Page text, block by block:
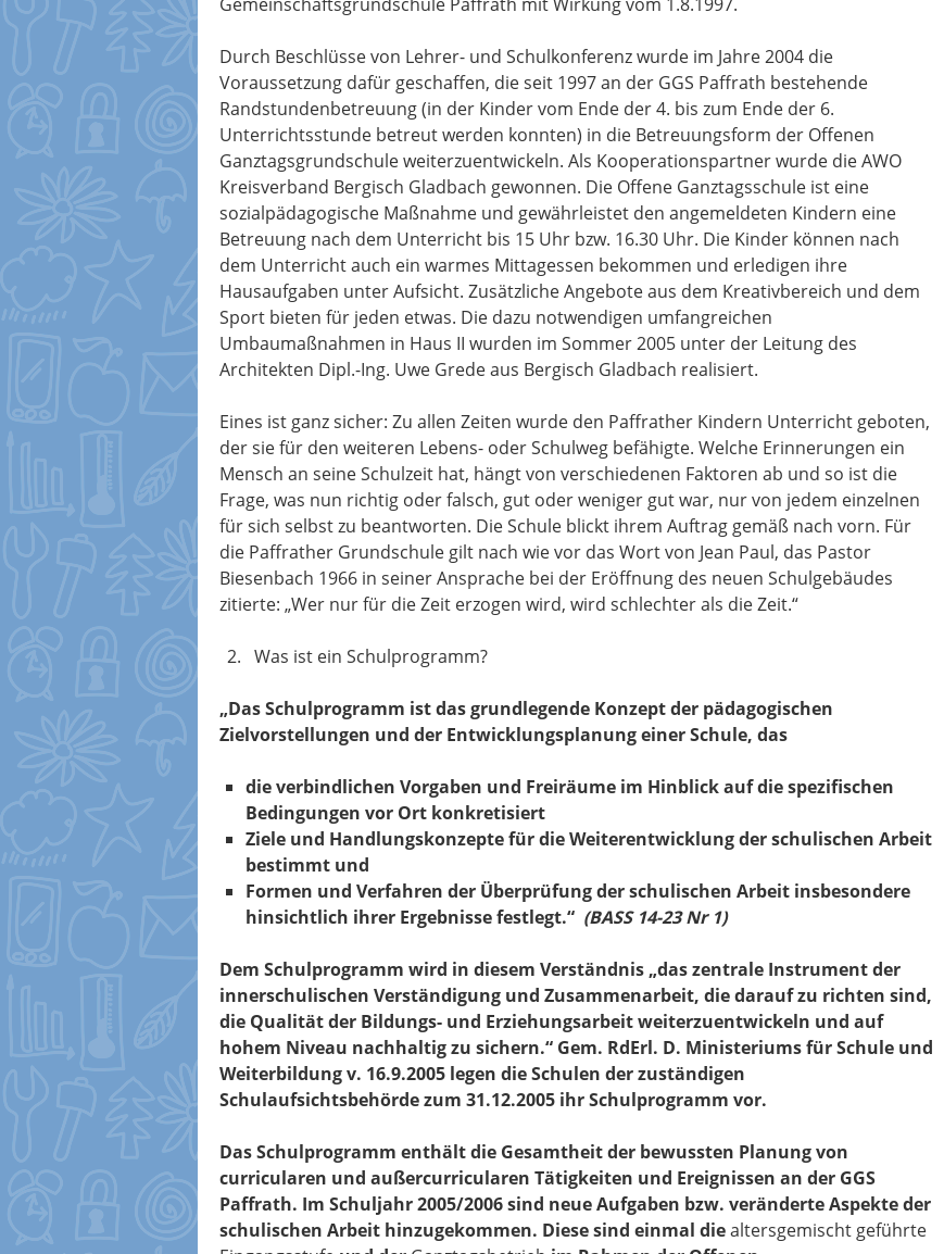
Durch Beschlüsse von Lehrer- und Schulkonferenz wurde im Jahre 2004 die
Voraussetzung dafür geschaffen, die seit 1997 an der GGS Paffrath bestehende
Randstundenbetreuung (in der Kinder vom Ende der 4. bis zum Ende der 6.
Unterrichtsstunde betreut werden konnten) in die Betreuungsform der Offenen
Ganztagsgrundschule weiterzuentwickeln. Als Kooperationspartner wurde die AWO
Kreisverband Bergisch Gladbach gewonnen. Die Offene Ganztagsschule ist eine
sozialpädagogische Maßnahme und gewährleistet den angemeldeten Kindern eine
Betreuung nach dem Unterricht bis 15 Uhr bzw. 16.30 Uhr. Die Kinder können nach
dem Unterricht auch ein warmes Mittagessen bekommen und erledigen ihre
Hausaufgaben unter Aufsicht. Zusätzliche Angebote aus dem Kreativbereich und dem
Sport bieten für jeden etwas. Die dazu notwendigen umfangreichen
Umbaumaßnahmen in Haus II wurden im Sommer 2005 unter der Leitung des
Architekten Dipl.-Ing. Uwe Grede aus Bergisch Gladbach realisiert.
Eines ist ganz sicher: Zu allen Zeiten wurde den Paffrather Kindern Unterricht geboten,
der sie für den weiteren Lebens- oder Schulweg befähigte. Welche Erinnerungen ein
Mensch an seine Schulzeit hat, hängt von verschiedenen Faktoren ab und so ist die
Frage, was nun richtig oder falsch, gut oder weniger gut war, nur von jedem einzelnen
für sich selbst zu beantworten. Die Schule blickt ihrem Auftrag gemäß nach vorn. Für
die Paffrather Grundschule gilt nach wie vor das Wort von Jean Paul, das Pastor
Biesenbach 1966 in seiner Ansprache bei der Eröffnung des neuen Schulgebäudes
zitierte: „Wer nur für die Zeit erzogen wird, wird schlechter als die Zeit.“
Was ist ein Schulprogramm?
„Das Schulprogramm ist das grundlegende Konzept der pädagogischen
Zielvorstellungen und der Entwicklungsplanung einer Schule, das
die verbindlichen Vorgaben und Freiräume im Hinblick auf die spezifischen
Bedingungen vor Ort konkretisiert
Ziele und Handlungskonzepte für die Weiterentwicklung der schulischen Arbeit
bestimmt und
Formen und Verfahren der Überprüfung der schulischen Arbeit insbesondere
hinsichtlich ihrer Ergebnisse festlegt.“ (BASS 14-23 Nr 1)
Dem Schulprogramm wird in diesem Verständnis „das zentrale Instrument der
innerschulischen Verständigung und Zusammenarbeit, die darauf zu richten sind,
die Qualität der Bildungs- und Erziehungsarbeit weiterzuentwickeln und auf
hohem Niveau nachhaltig zu sichern.“ Gem. RdErl. D. Ministeriums für Schule und
Weiterbildung v. 16.9.2005 legen die Schulen der zuständigen
Schulaufsichtsbehörde zum 31.12.2005 ihr Schulprogramm vor.
Das Schulprogramm enthält die Gesamtheit der bewussten Planung von
curricularen und außercurricularen Tätigkeiten und Ereignissen an der GGS
Paffrath. Im Schuljahr 2005/2006 sind neue Aufgaben bzw. veränderte Aspekte der
schulischen Arbeit hinzugekommen. Diese sind einmal diealtersgemischt geführte